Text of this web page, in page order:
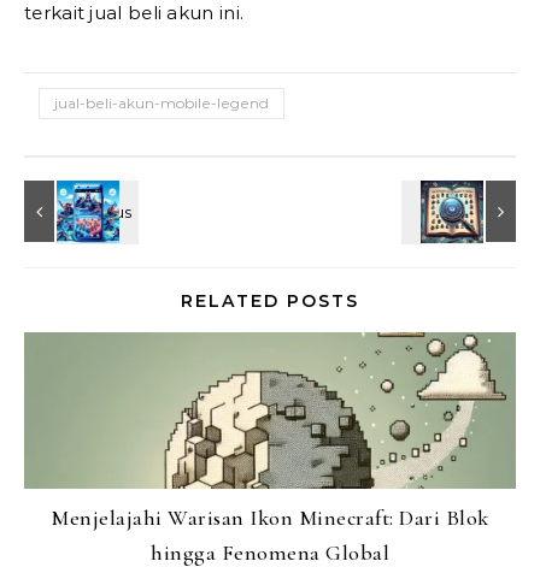
terkait jual beli akun ini.
jual-beli-akun-mobile-legend
RELATED POSTS
Menjelajahi Warisan Ikon Minecraft: Dari Blok
hingga Fenomena Global